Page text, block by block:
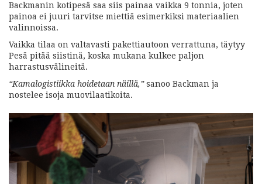
Backmanin kotipesä saa siis painaa vaikka 9 tonnia, joten
painoa ei juuri tarvitse miettiä esimerkiksi materiaalien
valinnoissa.
Vaikka tilaa on valtavasti pakettiautoon verrattuna, täytyy
Pesä pitää siistinä, koska mukana kulkee paljon
harrastusvälineitä.
“Kamalogistiikka hoidetaan näillä,”sanoo Backman ja
nostelee isoja muovilaatikoita.